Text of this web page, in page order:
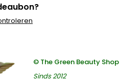
© The Green Beauty Shop
Sinds 2012